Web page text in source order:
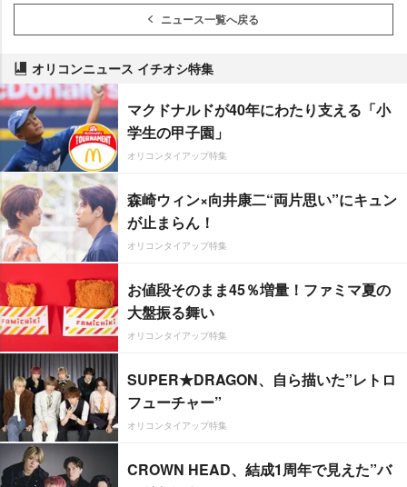
ニュース一覧へ戻る
オリコンニュース イチオシ特集
マクドナルドが40年にわたり支える「小
学生の甲子園」
オリコンタイアップ特集
森崎ウィン×向井康二“両片思い”にキュン
が止まらん！
オリコンタイアップ特集
お値段そのまま45％増量！ファミマ夏の
大盤振る舞い
オリコンタイアップ特集
SUPER★DRAGON、自ら描いた”レトロ
フューチャー”
オリコンタイアップ特集
CROWN HEAD、結成1周年で見えた”バ